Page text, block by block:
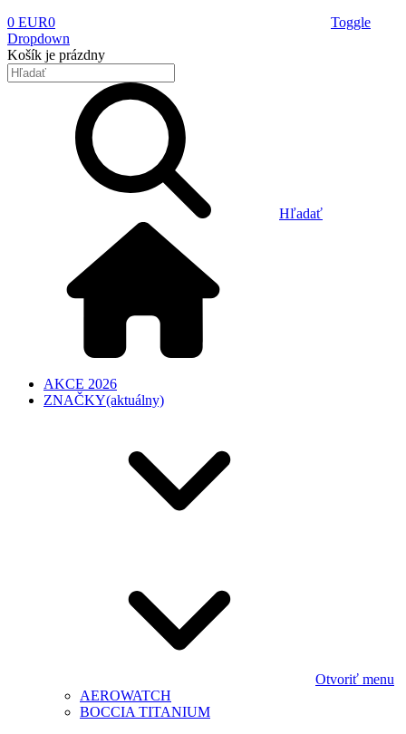
0 EUR0
Toggle
Dropdown
Košík je prázdny
Hľadať
AKCE 2026
ZNAČKY(aktuálny)
Otvoriť menu
AEROWATCH
BOCCIA TITANIUM